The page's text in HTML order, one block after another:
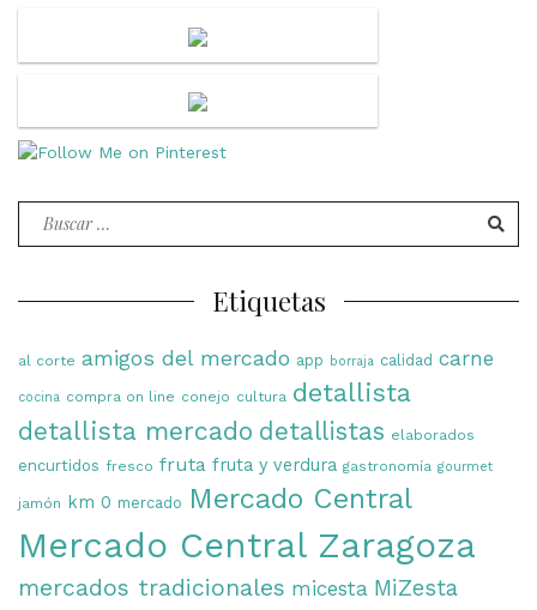
Buscar
Etiquetas
al corte amigos del mercado app borraja calidad carne
cocina compra on line conejo cultura detallista
detallista mercado detallistas elaborados
encurtidos fresco fruta fruta y verdura gastronomía gourmet
jamón km 0 mercado Mercado Central
Mercado Central Zaragoza
mercados tradicionales micesta MiZesta